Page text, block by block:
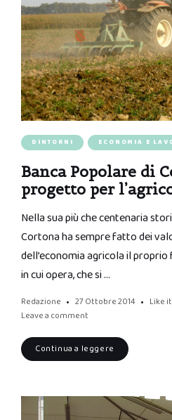
DINTORNI ECONOMIA E
Banca Popolare di
progetto per
Nella sua più che centenaria
Cortona ha sempre fatto dei
dell’economia agricola il
in cui opera, che si …
Redazione 27 Ottobre 2014 Like it
Leave a comment
Continua a leggere